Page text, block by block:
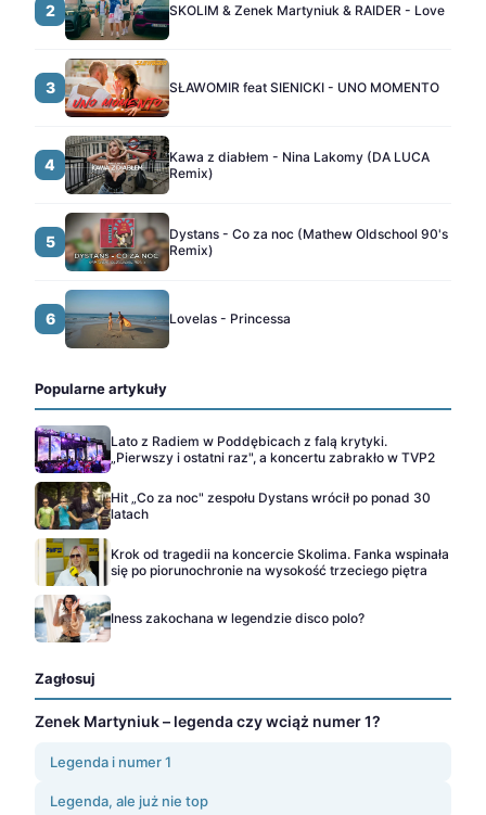
2 SKOLIM & Zenek Martyniuk & RAIDER - Love
3 SŁAWOMIR feat SIENICKI - UNO MOMENTO
4
Kawa z diabłem - Nina Lakomy (DA LUCA
Remix)
5
Dystans - Co za noc (Mathew Oldschool 90's
Remix)
6 Lovelas - Princessa
Popularne artykuły
Lato z Radiem w Poddębicach z falą krytyki.
„Pierwszy i ostatni raz", a koncertu zabrakło w TVP2
Hit „Co za noc" zespołu Dystans wrócił po ponad 30
latach
Krok od tragedii na koncercie Skolima. Fanka wspinała
się po piorunochronie na wysokość trzeciego piętra
Iness zakochana w legendzie disco polo?
Zagłosuj
Zenek Martyniuk – legenda czy wciąż numer 1?
Legenda i numer 1
Legenda, ale już nie top